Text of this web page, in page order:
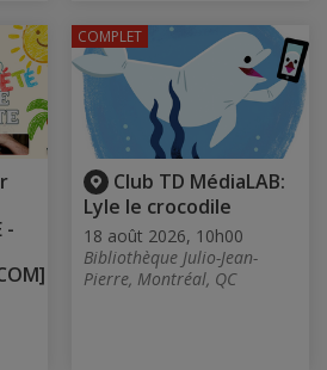
-
Club TD MédiaLAB:
Lyle le crocodile
18 août 2026, 10h00
Bibliothèque Julio-Jean-
Pierre, Montréal, QC
COMPLET